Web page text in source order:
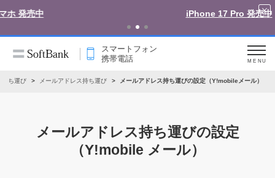
iPhone 17 Pro 発売中
スマートフォン
携帯電話
MENU
持ち運び メールアドレス持ち運び メールアドレス持ち運びの設定（Y!mobileメール）
メールアドレス持ち運びの設定
（Y!mobile メール）